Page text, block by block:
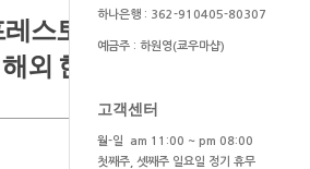
하나은행 : 362-910405-80307
예금주 : 하원영(쿄우마샵)
고객센터
월-일 am 11:00 ~ pm 08:00
첫째주, 셋째주 일요일 정기 휴무
스토 원피스
외 한정판